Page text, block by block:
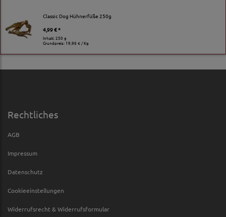
Classic Dog Hühnerfüße 250g
4,99 € *
Inhalt: 250 g
Grundpreis:19,96 € / Kg
Rechtliches
AGB
Impressum
Datenschutz
Cookieeinstellungen
Widerrufsrecht & Widerrufsformular